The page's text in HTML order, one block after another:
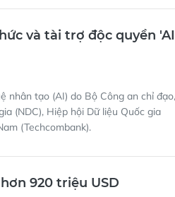
và tài trợ độc quyền 'AI
nhân tạo (AI) do Bộ Công an chỉ đạo,
(NDC), Hiệp hội Dữ liệu Quốc gia
(Techcombank).
920 triệu USD